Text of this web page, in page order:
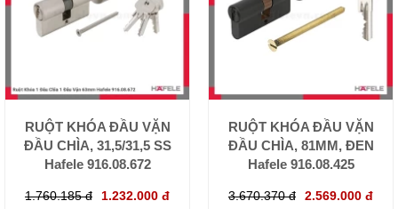
RUỘT KHÓA ĐẦU VẶN
ĐẦU CHÌA, 31,5/31,5 SS
Hafele 916.08.672
1.760.185 đ 1.232.000 đ
RUỘT KHÓA ĐẦU VẶN
ĐẦU CHÌA, 81MM, ĐEN
Hafele 916.08.425
3.670.370 đ 2.569.000 đ